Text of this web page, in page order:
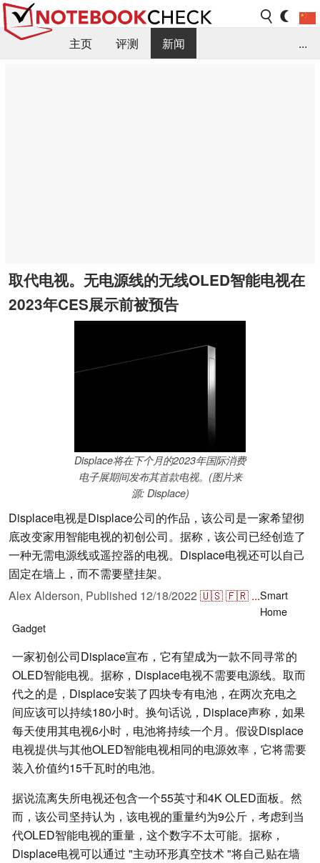
主页 评测
新闻
...
取代电视。无电源线的无线OLED智能电视在
2023年CES展示前被预告
Displace将在下个月的2023年国际消费
电子展期间发布其首款电视。(图片来
源: Displace)
Displace电视是Displace公司的作品，该公司是一家希望彻
底改变家用智能电视的初创公司。据称，该公司已经创造了
一种无需电源线或遥控器的电视。Displace电视还可以自己
固定在墙上，而不需要壁挂架。
Alex Alderson, Published 12/18/2022 🇺🇸🇫🇷 ...Smart
Home
Gadget
一家初创公司Displace宣布，它有望成为一款不同寻常的
OLED智能电视。据称，Displace电视不需要电源线。取而
代之的是，Displace安装了四块专有电池，在两次充电之
间应该可以持续180小时。换句话说，Displace声称，如果
每天使用其电视6小时，电池将持续一个月。假设Displace
电视提供与其他OLED智能电视相同的电源效率，它将需要
装入价值约15千瓦时的电池。
据说流离失所电视还包含一个55英寸和4K OLED面板。然
而，该公司坚持认为，该电视的重量约为9公斤，考虑到当
代OLED智能电视的重量，这个数字不太可能。据称，
Displace电视可以通过 "主动环形真空技术 "将自己贴在墙